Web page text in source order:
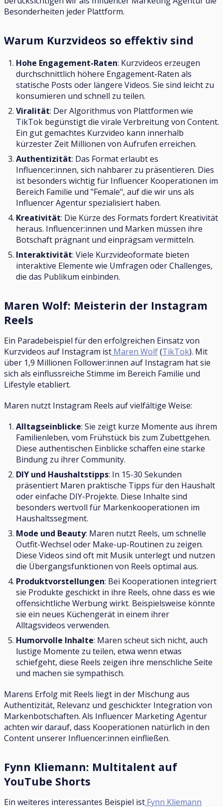
Besonderheiten jeder Plattform.
Warum Kurzvideos so effektiv sind
Hohe Engagement-Raten: Kurzvideos erzeugen
durchschnittlich höhere Engagement-Raten als
statische Posts oder längere Videos. Sie sind leicht zu
konsumieren und schnell zu teilen.
Viralität: Der Algorithmus von Plattformen wie
TikTok begünstigt die virale Verbreitung von Content.
Ein gut gemachtes Kurzvideo kann innerhalb
kürzester Zeit Millionen von Aufrufen erreichen.
Authentizität: Das Format erlaubt es
Influencer:innen, sich nahbarer zu präsentieren. Dies
ist besonders wichtig für Influencer Kooperationen im
Bereich Familie und "Female", auf die wir uns als
Influencer Agentur spezialisiert haben.
Kreativität: Die Kürze des Formats fordert Kreativität
heraus. Influencer:innen und Marken müssen ihre
Botschaft prägnant und einprägsam vermitteln.
Interaktivität: Viele Kurzvideoformate bieten
interaktive Elemente wie Umfragen oder Challenges,
die das Publikum einbinden.
Maren Wolf: Meisterin der Instagram
Reels
Ein Paradebeispiel für den erfolgreichen Einsatz von
Kurzvideos auf Instagram ist Maren Wolf(TikTok). Mit
über 1,9 Millionen Follower:innen auf Instagram hat sie
sich als einflussreiche Stimme im Bereich Familie und
Lifestyle etabliert.
Maren nutzt Instagram Reels auf vielfältige Weise:
Alltagseinblicke: Sie zeigt kurze Momente aus ihrem
Familienleben, vom Frühstück bis zum Zubettgehen.
Diese authentischen Einblicke schaffen eine starke
Bindung zu ihrer Community.
DIY und Haushaltstipps: In 15-30 Sekunden
präsentiert Maren praktische Tipps für den Haushalt
oder einfache DIY-Projekte. Diese Inhalte sind
besonders wertvoll für Markenkooperationen im
Haushaltssegment.
Mode und Beauty: Maren nutzt Reels, um schnelle
Outfit-Wechsel oder Make-up-Routinen zu zeigen.
Diese Videos sind oft mit Musik unterlegt und nutzen
die Übergangsfunktionen von Reels optimal aus.
Produktvorstellungen: Bei Kooperationen integriert
sie Produkte geschickt in ihre Reels, ohne dass es wie
offensichtliche Werbung wirkt. Beispielsweise könnte
sie ein neues Küchengerät in einem ihrer
Alltagsvideos verwenden.
Humorvolle Inhalte: Maren scheut sich nicht, auch
lustige Momente zu teilen, etwa wenn etwas
schiefgeht, diese Reels zeigen ihre menschliche Seite
und machen sie sympathisch.
Marens Erfolg mit Reels liegt in der Mischung aus
Authentizität, Relevanz und geschickter Integration von
Markenbotschaften. Als Influencer Marketing Agentur
achten wir darauf, dass Kooperationen natürlich in den
Content unserer Influencer:innen einfließen.
Fynn Kliemann: Multitalent auf
YouTube Shorts
Ein weiteres interessantes Beispiel ist Fynn Kliemann